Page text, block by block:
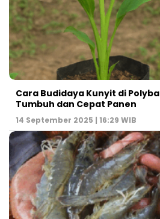
Cara Budidaya Kunyit di
Tumbuh dan Cepat Panen
14 September 2025 | 16:29 WIB